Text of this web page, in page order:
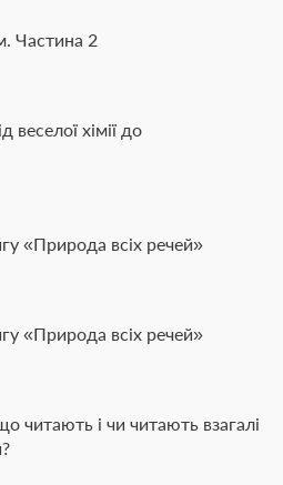
Частина 2
веселої хімії до
«Природа всіх речей»
«Природа всіх речей»
читають і чи читають взагалі